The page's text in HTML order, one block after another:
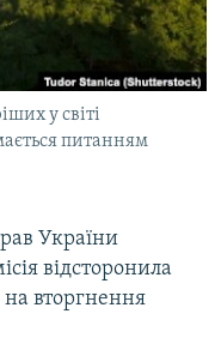
у світі
питанням
України
відсторонила
на вторгнення